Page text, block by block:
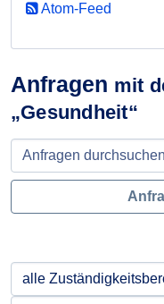
Anfragen mit
„Gesundheit“
Atom-Feed